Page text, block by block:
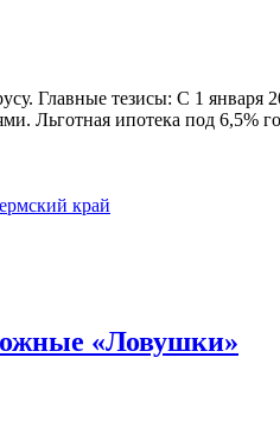
Главные тезисы: С 1
Льготная ипотека под 6,5%
край
«Ловушки»